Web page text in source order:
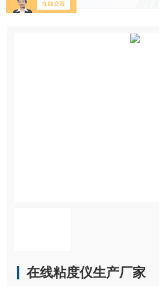
在线粘度仪生产厂家